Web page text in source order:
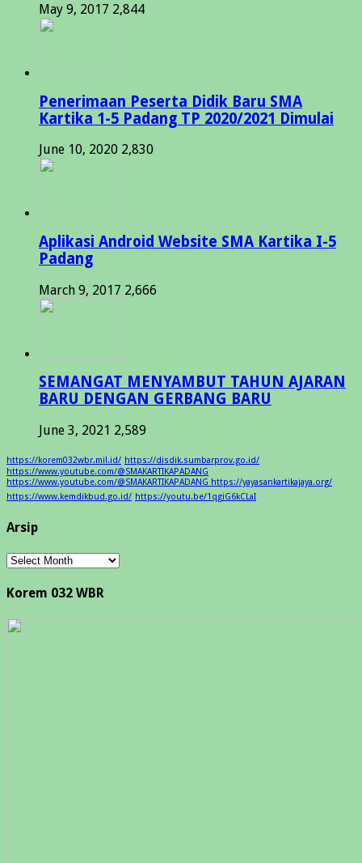
May 9, 2017 2,844
Penerimaan Peserta Didik Baru SMA
Kartika 1-5 Padang TP 2020/2021 Dimulai
June 10, 2020 2,830
Aplikasi Android Website SMA Kartika I-5
Padang
March 9, 2017 2,666
SEMANGAT MENYAMBUT TAHUN AJARAN
BARU DENGAN GERBANG BARU
June 3, 2021 2,589
https://korem032wbr.mil.id/ https://disdik.sumbarprov.go.id/
https://www.youtube.com/@SMAKARTIKAPADANG
https://www.youtube.com/@SMAKARTIKAPADANG https://yayasankartikajaya.org/
https://www.kemdikbud.go.id/ https://youtu.be/1qgiG6kCLaI
Arsip
Arsip
Korem 032 WBR